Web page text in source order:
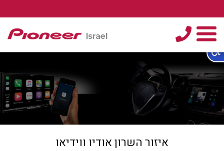
תפריט
איזור השרון אודיו ווידיאו